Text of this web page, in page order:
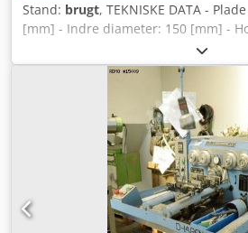
Stand: brugt, TEKNISKE DATA -
[mm] - Indre diameter: 150 [mm] -
[kW] Dodpfxjxb Em Ns Andsck -
[V] - Samlet drivkraft: 3,6 [kW] VÆGT
Pladsbehov: 1100 x 1700 [mm] -
Maskinvægt: 1100 [kg] - Driftstimer: